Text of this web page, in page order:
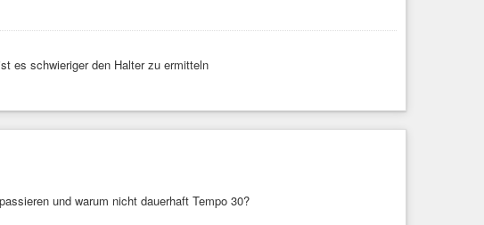
es schwieriger den Halter zu ermitteln
und warum nicht dauerhaft Tempo 30?